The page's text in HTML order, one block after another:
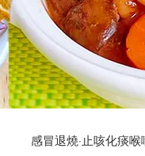
感冒退燒·止咳化痰喉